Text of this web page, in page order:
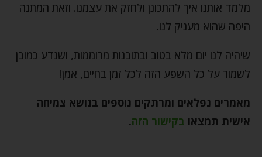
מלמד אותנו איך להתכונן ולחזק את עצמנו. וזאת המתנה
היפה שהוא מעניק לנו.
שיהיה לנו יום מלא בטוב ובתובנות מרוממות, ושנדע כמובן
לשמור על כל השפע הזה לכל זמן בחיים, אמן!
מאמרים נפלאים ומרתקים נוספים בנושא צמיחה
אישית תמצאובקישור הזה.